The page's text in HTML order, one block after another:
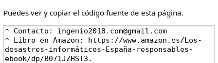
Puedes ver y copiar el código fuente de esta página.